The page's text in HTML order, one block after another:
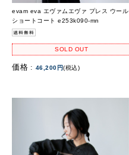
evam eva エヴァムエヴァ プレス ウール
ショートコート e253k090-mn
SOLD OUT
価格 : 46,200円(税込)